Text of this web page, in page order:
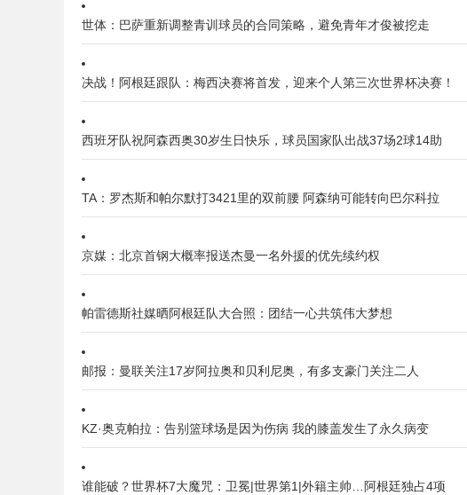
世体：巴萨重新调整青训球员的合同策略，避免青年才俊被挖走
决战！阿根廷跟队：梅西决赛将首发，迎来个人第三次世界杯决赛！
西班牙队祝阿森西奥30岁生日快乐，球员国家队出战37场2球14助
TA：罗杰斯和帕尔默打3421里的双前腰 阿森纳可能转向巴尔科拉
京媒：北京首钢大概率报送杰曼一名外援的优先续约权
帕雷德斯社媒晒阿根廷队大合照：团结一心共筑伟大梦想
邮报：曼联关注17岁阿拉奥和贝利尼奥，有多支豪门关注二人
KZ·奥克帕拉：告别篮球场是因为伤病 我的膝盖发生了永久病变
谁能破？世界杯7大魔咒：卫冕|世界第1|外籍主帅…阿根廷独占4项